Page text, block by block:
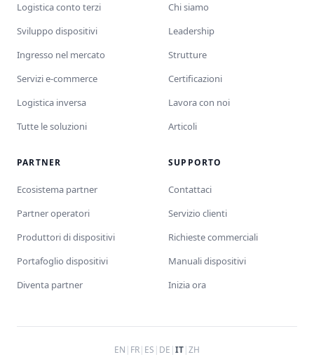
Logistica conto terzi
Sviluppo dispositivi
Ingresso nel mercato
Servizi e-commerce
Logistica inversa
Tutte le soluzioni
Chi siamo
Leadership
Strutture
Certificazioni
Lavora con noi
Articoli
PARTNER
Ecosistema partner
Partner operatori
Produttori di dispositivi
Portafoglio dispositivi
Diventa partner
SUPPORTO
Contattaci
Servizio clienti
Richieste commerciali
Manuali dispositivi
Inizia ora
EN | FR| ES | DE |IT|ZH